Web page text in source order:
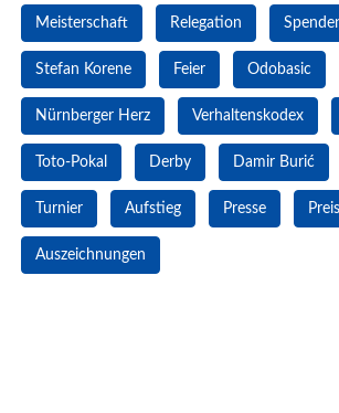
Meisterschaft Relegation
Stefan Korene Feier Odobasic
Nürnberger Herz Verhaltenskodex
Toto-Pokal Derby Damir Burić
Turnier Aufstieg Presse
Auszeichnungen